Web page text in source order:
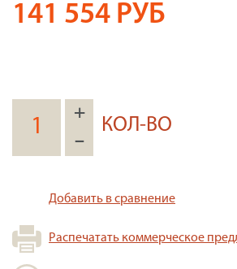
141 554 РУБ
+
–
КОЛ-ВО
Добавить в сравнение
Распечатать коммерческое